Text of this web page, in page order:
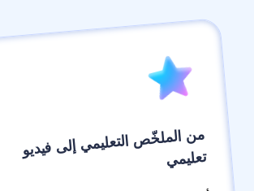
من الملخّص التعليمي إلى فيديو
تعليمي